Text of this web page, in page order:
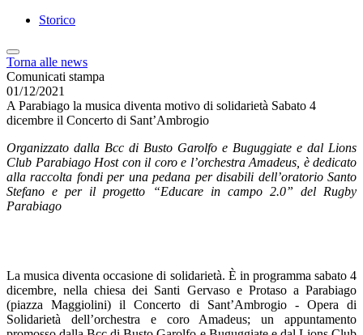
Storico
Torna alle news
Comunicati stampa
01/12/2021
A Parabiago la musica diventa motivo di solidarietà Sabato 4
dicembre il Concerto di Sant’Ambrogio
Organizzato dalla Bcc di Busto Garolfo e Buguggiate e dal Lions
Club Parabiago Host con il coro e l’orchestra Amadeus, è dedicato
alla raccolta fondi per una pedana per disabili dell’oratorio Santo
Stefano e per il progetto “Educare in campo 2.0” del Rugby
Parabiago
La musica diventa occasione di solidarietà. È in programma sabato 4
dicembre, nella chiesa dei Santi Gervaso e Protaso a Parabiago
(piazza Maggiolini) il Concerto di Sant’Ambrogio - Opera di
Solidarietà dell’orchestra e coro Amadeus; un appuntamento